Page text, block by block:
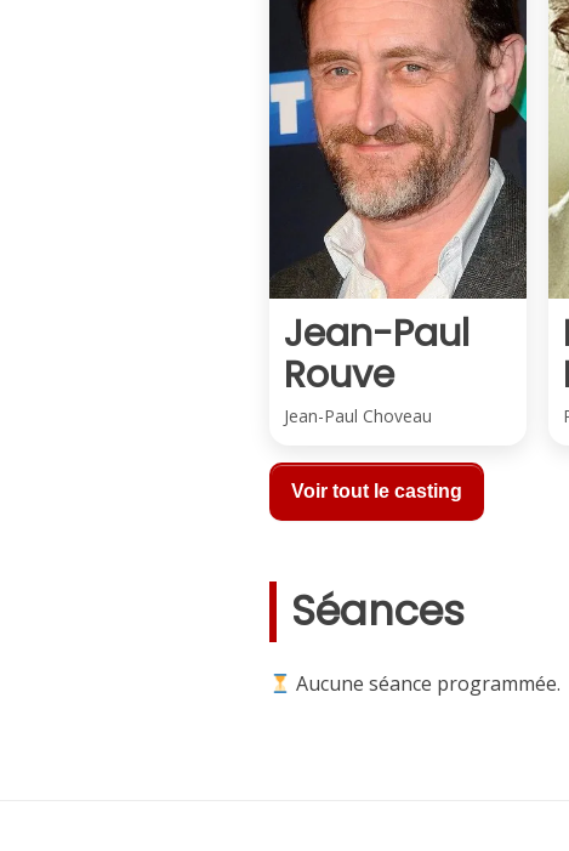
Jean-Paul
Rouve
Jean-Paul Choveau
Voir tout le casting
Séances
Aucune séance programmée.